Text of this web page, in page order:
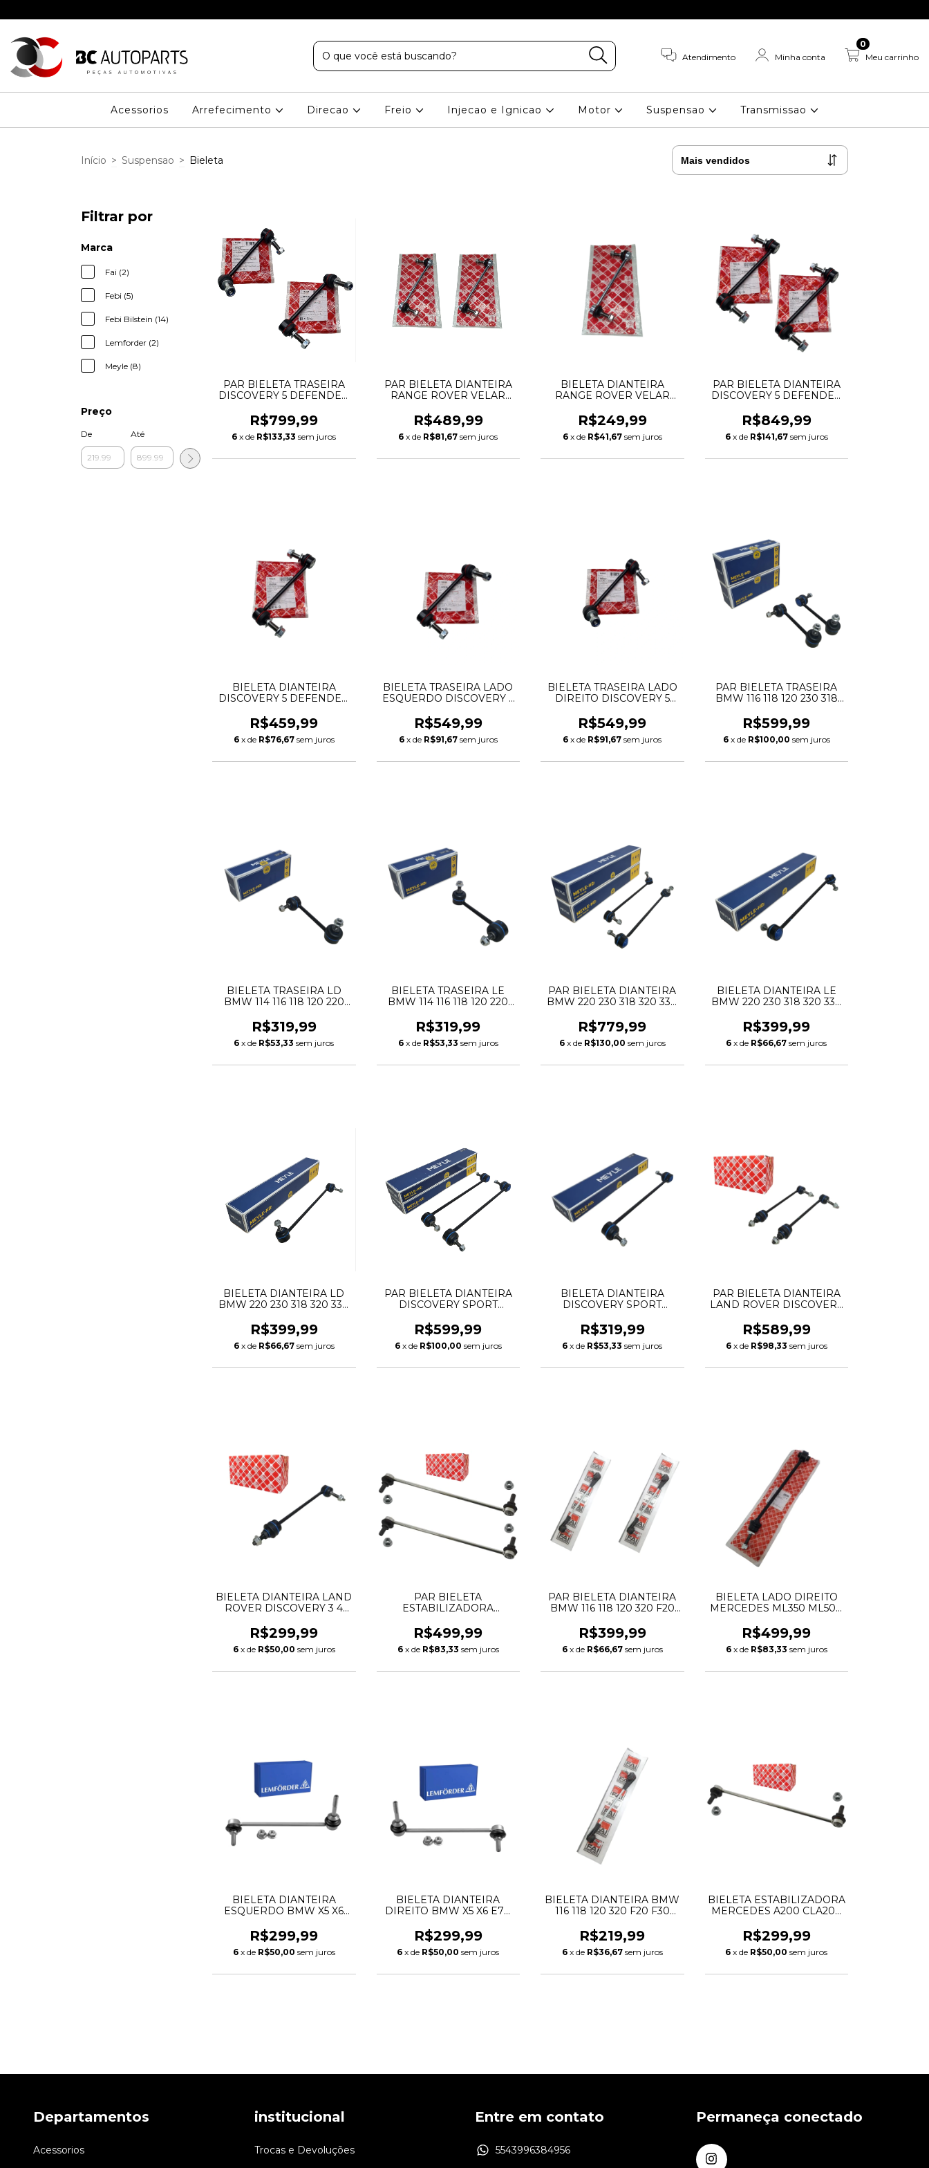
Atendimento Minha conta Meu carrinho
0
Acessorios Arrefecimento Direcao Freio Injecao e Ignicao Motor Suspensao Transmissao
Início > Suspensao > Bieleta
Filtrar por
Marca
Fai (2)
Febi (5)
Febi Bilstein (14)
Lemforder (2)
Meyle (8)
Preço
De Até
PAR BIELETA TRASEIRA
DISCOVERY 5 DEFENDER
LR033243 LR048093
LR166065 LR033242
LR048092 LR166064
R$799,99
6 x de R$133,33 sem juros
PAR BIELETA DIANTEIRA
RANGE ROVER VELAR
T4A8238 219MM
R$489,99
6 x de R$81,67 sem juros
BIELETA DIANTEIRA
RANGE ROVER VELAR
T4A8238 219MM
R$249,99
6 x de R$41,67 sem juros
PAR BIELETA DIANTEIRA
DISCOVERY 5 DEFENDER
LR035489 102229
R$849,99
6 x de R$141,67 sem juros
BIELETA DIANTEIRA
DISCOVERY 5 DEFENDER
LR035489 102229
R$459,99
6 x de R$76,67 sem juros
BIELETA TRASEIRA LADO
ESQUERDO DISCOVERY 5
ROVER VOGUE LR033243
LR048093 LR042975
LR166065 102228
R$549,99
6 x de R$91,67 sem juros
BIELETA TRASEIRA LADO
DIREITO DISCOVERY 5
ROVER VOGUE LR033242
LR048092 LR042976
LR166064 102227
R$549,99
6 x de R$91,67 sem juros
PAR BIELETA TRASEIRA
BMW 116 118 120 230 318
E84 Z4 G20 G21 G22
33506785607 33506785608
R$599,99
6 x de R$100,00 sem juros
BIELETA TRASEIRA LD
BMW 114 116 118 120 220
F20 F30 F31 X1 E84 Z4 G20
G21 G22 G26 33506785608
R$319,99
6 x de R$53,33 sem juros
BIELETA TRASEIRA LE
BMW 114 116 118 120 220
F20 F30 F31 X1 E84 Z4 G20
G21 G22 G26 33506785607
R$319,99
6 x de R$53,33 sem juros
PAR BIELETA DIANTEIRA
BMW 220 230 318 320 330
G42 31306893359
31306893360
R$779,99
6 x de R$130,00 sem juros
BIELETA DIANTEIRA LE
BMW 220 230 318 320 330
G42 31306893359
R$399,99
6 x de R$66,67 sem juros
BIELETA DIANTEIRA LD
BMW 220 230 318 320 330
G42 31306893360
R$399,99
6 x de R$66,67 sem juros
PAR BIELETA DIANTEIRA
DISCOVERY SPORT
LR024474 J9C1154
R$599,99
6 x de R$100,00 sem juros
BIELETA DIANTEIRA
DISCOVERY SPORT
LR024474 J9C1154
R$319,99
6 x de R$53,33 sem juros
PAR BIELETA DIANTEIRA
LAND ROVER DISCOVERY
RBM0500110 RBM500180
RBM500190 34854
R$589,99
6 x de R$98,33 sem juros
BIELETA DIANTEIRA LAND
ROVER DISCOVERY 3 4
RBM500110 RBM500180
RBM500190 34854
R$299,99
6 x de R$50,00 sem juros
PAR BIELETA
ESTABILIZADORA
B200 GLA200
A2463200689
A2463200089
R$499,99
6 x de R$83,33 sem juros
PAR BIELETA DIANTEIRA
BMW 116 118 120 320 F20
R$399,99
6 x de R$66,67 sem juros
BIELETA LADO DIREITO
MERCEDES ML350 ML500
A1663201200
R$499,99
6 x de R$83,33 sem juros
BIELETA DIANTEIRA
ESQUERDO BMW X5 X6
31356857623 31356859651
R$299,99
6 x de R$50,00 sem juros
BIELETA DIANTEIRA
DIREITO BMW X5 X6 E70
31356857624 31356859652
R$299,99
6 x de R$50,00 sem juros
BIELETA DIANTEIRA BMW
116 118 120 320 F20 F30
R$219,99
6 x de R$36,67 sem juros
BIELETA ESTABILIZADORA
MERCEDES A200 CLA200
A2463200689
A2463200089
R$299,99
6 x de R$50,00 sem juros
Departamentos
Acessorios
institucional
Trocas e Devoluções
Entre em contato
5543996384956
Permaneça conectado